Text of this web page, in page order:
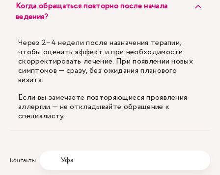
Когда обращаться повторно после начала
ведения?
Через 2–4 недели после назначения терапии,
чтобы оценить эффект и при необходимости
скорректировать лечение. При появлении новых
симптомов — сразу, без ожидания планового
визита.
Если вы замечаете повторяющиеся проявления
аллергии — не откладывайте обращение к
специалисту.
Контакты Уфа